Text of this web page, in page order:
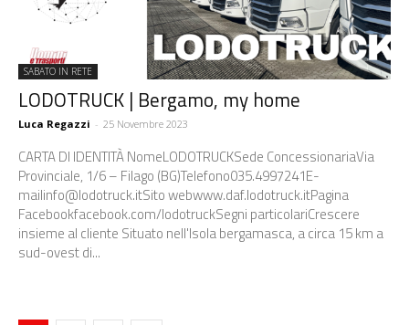
SABATO IN RETE
LODOTRUCK | Bergamo, my home
Luca Regazzi - 25 Novembre 2023
CARTA DI IDENTITÀ NomeLODOTRUCKSede ConcessionariaVia
Provinciale, 1/6 – Filago (BG)Telefono035.4997241E-
mailinfo@lodotruck.itSito webwww.daf.lodotruck.itPagina
Facebookfacebook.com/lodotruckSegni particolariCrescere
insieme al cliente Situato nell'Isola bergamasca, a circa 15 km a
sud-ovest di...